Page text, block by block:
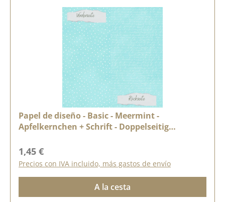
Papel de diseño - Basic - Meermint -
Apfelkernchen + Schrift - Doppelseitig
Precio normal:
1,45 €
Precios con IVA incluido, más gastos de envío
A la cesta